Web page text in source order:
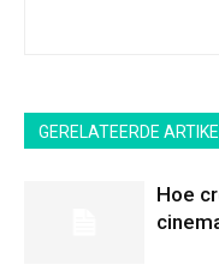
GERELATEERDE
Hoe